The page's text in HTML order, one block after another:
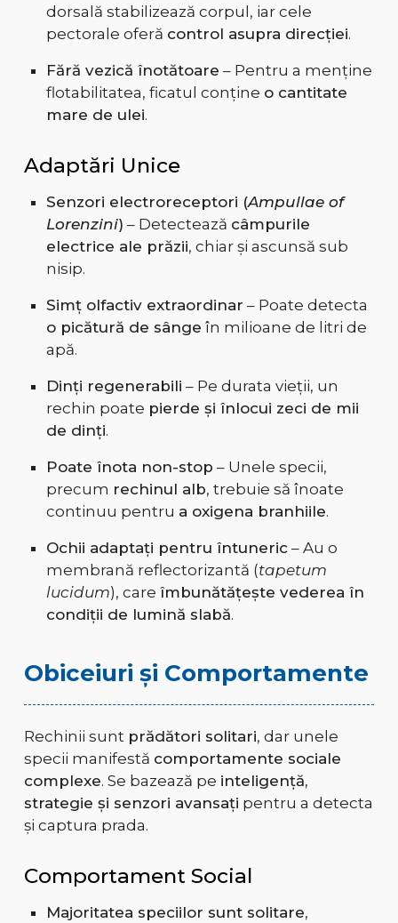
dorsală stabilizează corpul, iar cele
pectorale oferă control asupra direcției.
Fără vezică înotătoare – Pentru a menține
flotabilitatea, ficatul conține o cantitate
mare de ulei.
Adaptări Unice
Senzori electroreceptori (Ampullae of
Lorenzini) – Detectează câmpurile
electrice ale prăzii, chiar și ascunsă sub
nisip.
Simț olfactiv extraordinar – Poate detecta
o picătură de sânge în milioane de litri de
apă.
Dinți regenerabili – Pe durata vieții, un
rechin poate pierde și înlocui zeci de mii
de dinți.
Poate înota non-stop – Unele specii,
precum rechinul alb, trebuie să înoate
continuu pentru a oxigena branhiile.
Ochii adaptați pentru întuneric– Au o
membrană reflectorizantă (tapetum
lucidum), care îmbunătățește vederea în
condiții de lumină slabă.
Obiceiuri și Comportamente
Rechinii sunt prădători solitari, dar unele
specii manifestă comportamente sociale
complexe. Se bazează pe inteligență,
strategie și senzori avansați pentru a detecta
și captura prada.
Comportament Social
Majoritatea speciilor sunt solitare,